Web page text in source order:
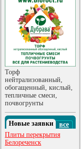
Торф
нейтрализованный,
обогащенный, кислый,
тепличные смеси,
почвогрунты
Новые заявки
все
Плиты перекрытия
Белореченск